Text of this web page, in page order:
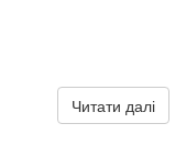
Читати далі